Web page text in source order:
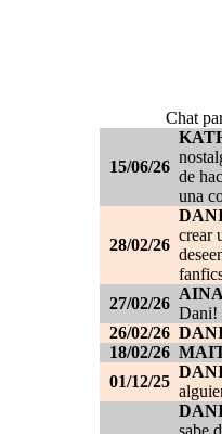
Chat
15/06/26
de
una
28/02/26
crear
27/02/26
Dani!
26/02/26
18/02/26
01/12/25